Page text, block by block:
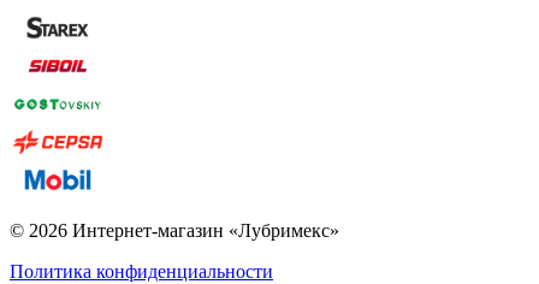
© 2026 Интернет-магазин «Лубримекс»
Политика конфиденциальности